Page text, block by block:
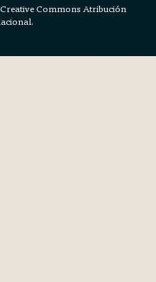
Commons Atribución